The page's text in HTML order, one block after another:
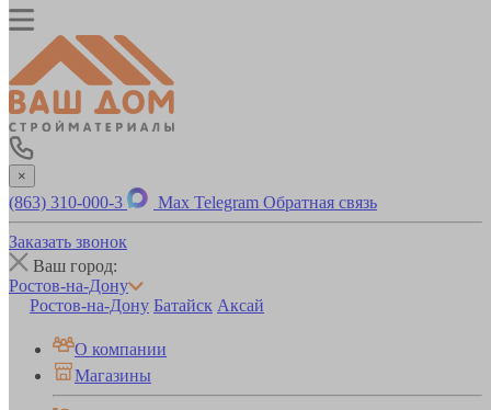
×
(863) 310-000-3 Max Telegram Обратная связь
Заказать звонок
Ваш город:
Ростов-на-Дону
Ростов-на-Дону Батайск Аксай
О компании
Магазины